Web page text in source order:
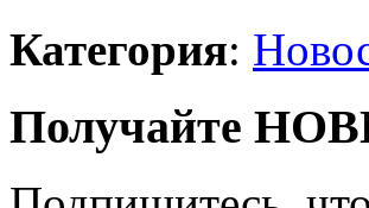
Категория:
Получайте